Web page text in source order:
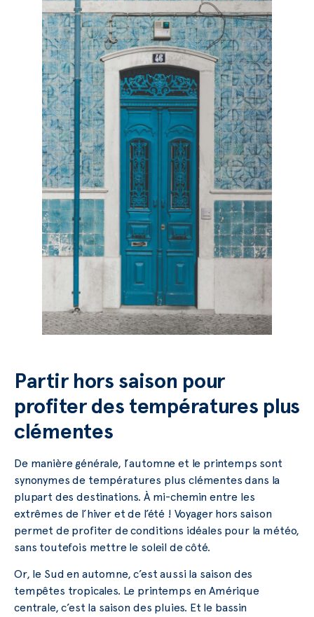
Partir hors saison pour
profiter des températures plus
clémentes
De manière générale, l’automne et le printemps sont
synonymes de températures plus clémentes dans la
plupart des destinations. À mi-chemin entre les
extrêmes de l’hiver et de l’été ! Voyager hors saison
permet de profiter de conditions idéales pour la météo,
sans toutefois mettre le soleil de côté.
Or, le Sud en automne, c’est aussi la saison des
tempêtes tropicales. Le printemps en Amérique
centrale, c’est la saison des pluies. Et le bassin